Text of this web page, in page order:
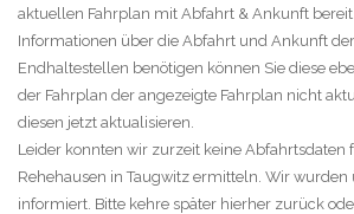
aktuellen Fahrplan mit Abfahrt & Ankunft
Informationen über die Abfahrt und Ankunft
Endhaltestellen benötigen können Sie diese
der Fahrplan der angezeigte Fahrplan nicht
diesen jetzt aktualisieren.
Leider konnten wir zurzeit keine Abfahrtsdaten
Rehehausen in Taugwitz ermitteln. Wir wurden
informiert. Bitte kehre später hierher zurück